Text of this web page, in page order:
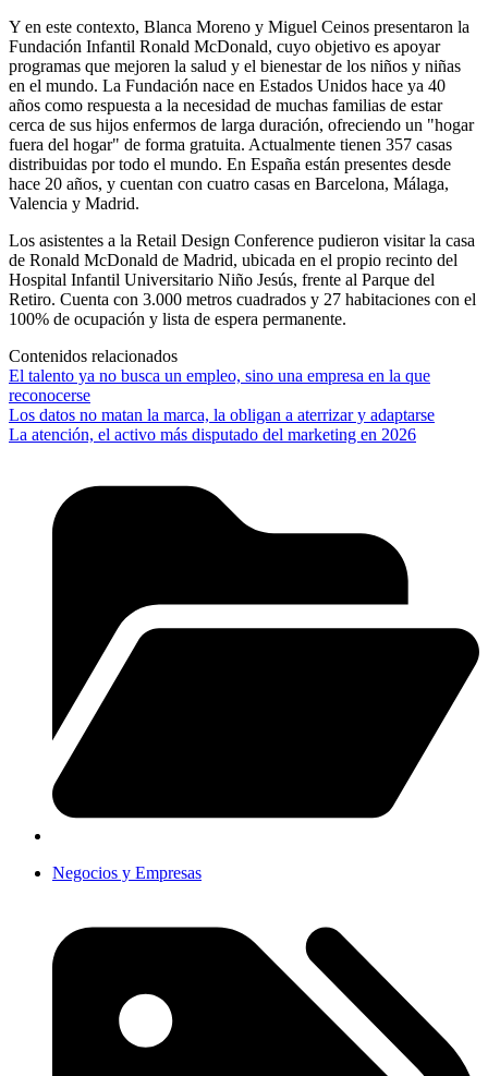
Y en este contexto, Blanca Moreno y Miguel Ceinos presentaron la
Fundación Infantil Ronald McDonald, cuyo objetivo es apoyar
programas que mejoren la salud y el bienestar de los niños y niñas
en el mundo. La Fundación nace en Estados Unidos hace ya 40
años como respuesta a la necesidad de muchas familias de estar
cerca de sus hijos enfermos de larga duración, ofreciendo un "hogar
fuera del hogar" de forma gratuita. Actualmente tienen 357 casas
distribuidas por todo el mundo. En España están presentes desde
hace 20 años, y cuentan con cuatro casas en Barcelona, Málaga,
Valencia y Madrid.
Los asistentes a la Retail Design Conference pudieron visitar la casa
de Ronald McDonald de Madrid, ubicada en el propio recinto del
Hospital Infantil Universitario Niño Jesús, frente al Parque del
Retiro. Cuenta con 3.000 metros cuadrados y 27 habitaciones con el
100% de ocupación y lista de espera permanente.
Contenidos relacionados
El talento ya no busca un empleo, sino una empresa en la que
reconocerse
Los datos no matan la marca, la obligan a aterrizar y adaptarse
La atención, el activo más disputado del marketing en 2026
Negocios y Empresas